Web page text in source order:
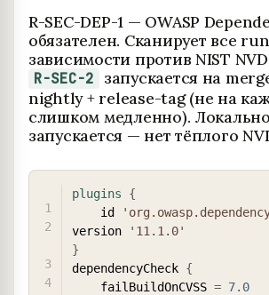
R-SEC-DEP-1 — OWASP
обязателен. Сканирует все
зависимости против NIST
R-SEC-2 запускается на
nightly + release-tag (не на
слишком медленно).
запускается — нет тёплого
plugins
{
    id
version
'11.1.0'
}
dependencyCheck {
    failBuildOnCVSS
= 7.0